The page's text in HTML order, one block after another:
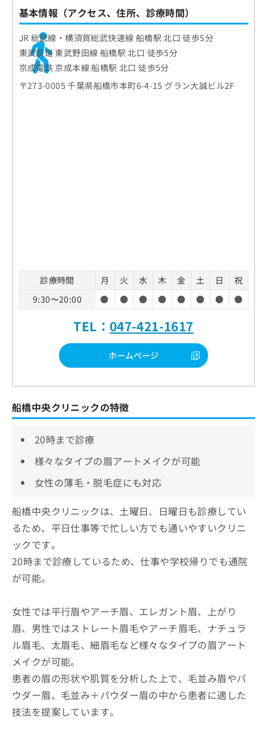
基本情報（アクセス、住所、診療時間）
JR 総武線・横須賀総武快速線 船橋駅 北口 徒歩5分
東武鉄道 東武野田線 船橋駅 北口 徒歩5分
京成電鉄 京成本線 船橋駅 北口 徒歩5分
〒273-0005 千葉県船橋市本町6-4-15 グラン大誠ビル2F
診療時間 月 火 水 木 金 土 日
祝
9:30〜20:00
● ● ● ● ● ● ● ●
TEL： 047-421-1617
ホームページ
船橋中央クリニックの特徴
20時まで診療
様々なタイプの眉アートメイクが可能
女性の薄毛・脱毛症にも対応
船橋中央クリニックは、土曜日、日曜日も診療してい
るため、平日仕事等で忙しい方でも通いやすいクリニ
ックです。
20時まで診療しているため、仕事や学校帰りでも通院
が可能。
女性では平行眉やアーチ眉、エレガント眉、上がり
眉、男性ではストレート眉毛やアーチ眉毛、ナチュラ
ル眉毛、太眉毛、細眉毛など様々なタイプの眉アート
メイクが可能。
患者の眉の形状や肌質を分析した上で、毛並み眉やパ
ウダー眉、毛並み＋パウダー眉の中から患者に適した
技法を提案しています。